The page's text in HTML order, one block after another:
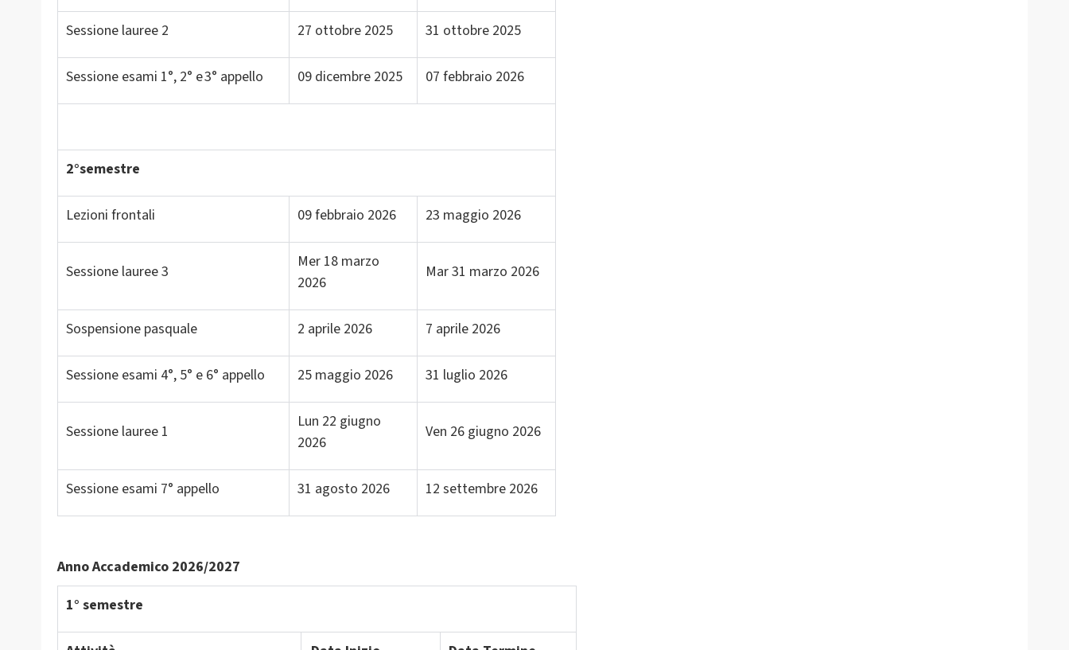
Sessione lauree 2 27 ottobre 2025 31 ottobre 2025
Sessione esami 1°, 2° e 3° appello 09 dicembre 2025 07 febbraio 2026
2°semestre
Lezioni frontali 09 febbraio 2026 23 maggio 2026
Sessione lauree 3
Mer 18 marzo
2026
Mar 31 marzo 2026
Sospensione pasquale 2 aprile 2026 7 aprile 2026
Sessione esami 4°, 5° e 6° appello 25 maggio 2026 31 luglio 2026
Sessione lauree 1
Lun 22 giugno
2026
Ven 26 giugno 2026
Sessione esami 7° appello 31 agosto 2026 12 settembre 2026
Anno Accademico 2026/2027
1° semestre